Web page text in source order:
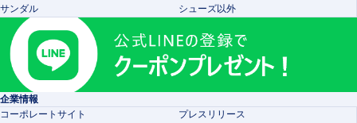
サンダル
シューズ以外
企業情報
コーポレートサイト
プレスリリース